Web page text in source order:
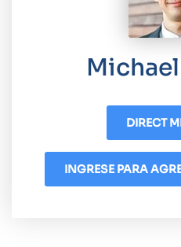
DIRECT
INGRESE PARA